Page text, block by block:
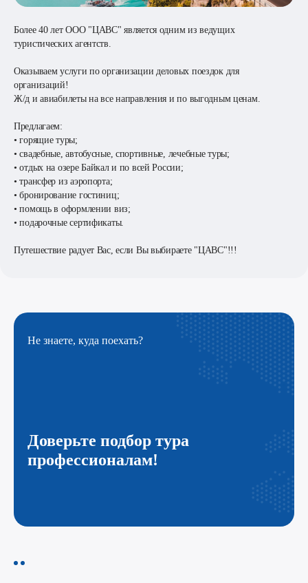
Более 40 лет ООО "ЦАВС" является одним из ведущих
туристических агентств.
Оказываем услуги по организации деловых поездок для
организаций!
Ж/д и авиабилеты на все направления и по выгодным ценам.
Предлагаем:
• горящие туры;
• свадебные, автобусные, спортивные, лечебные туры;
• отдых на озере Байкал и по всей России;
• трансфер из аэропорта;
• бронирование гостиниц;
• помощь в оформлении виз;
• подарочные сертификаты.
Путешествие радует Вас, если Вы выбираете "ЦАВС"!!!
Не знаете, куда поехать?
Доверьте подбор тура
профессионалам!